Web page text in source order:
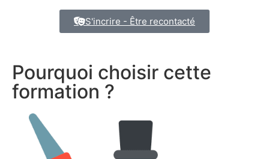
S'incrire - Être recontacté
Pourquoi choisir cette
formation ?